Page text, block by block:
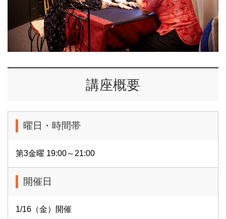
講座概要
曜日・時間帯
第3金曜 19:00～21:00
開催日
1/16（金）開催